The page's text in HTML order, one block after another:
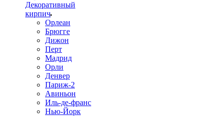
Декоративный
кирпич
Орлеан
Брюгге
Дижон
Перт
Мадрид
Орли
Денвер
Париж-2
Авиньон
Иль-де-франс
Нью-Йорк